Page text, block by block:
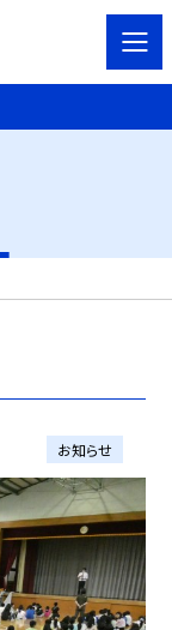
お知らせ